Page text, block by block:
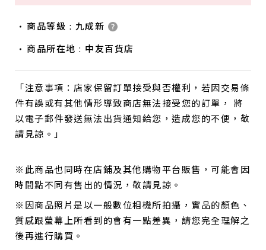
商品等級 : 九成新
商品所在地 : 中友百貨店
「注意事項：店家保留訂單接受與否權利，若因交易條
件有誤或有其他情形導致商店無法接受您的訂單， 將
以電子郵件發送無法出貨通知給您，造成您的不便，敬
請見諒。」
※此商品也同時在店鋪及其他購物平台販售，可能會因
時間點不同有售出的情況，敬請見諒。
※因商品照片是以一般數位相機所拍攝，實品的顏色、
質感跟螢幕上所看到的會有一點差異，請您完全理解之
後再進行購買。